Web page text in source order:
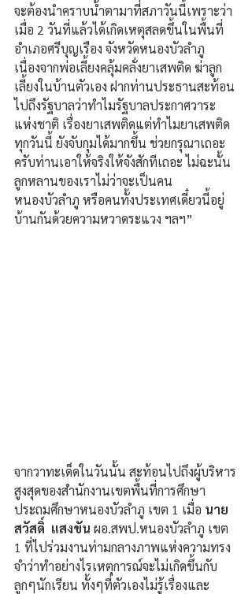
จะต้องนำคราบน้ำตามาที่สภาวันนี้เพราะว่า
เมื่อ 2 วันที่แล้วได้เกิดเหตุสลดขึ้นในพื้นที่
อำเภอศรีบุญเรือง จังหวัดหนองบัวลำภู
เนื่องจากพ่อเลี้ยงคลุ้มคลั่งยาเสพติด ฆ่าลูก
เลี้ยงในบ้านตัวเอง ฝากท่านประธานสะท้อน
ไปถึงรัฐบาลว่าทำไมรัฐบาลประกาศวาระ
แห่งชาติ เรื่องยาเสพติดแต่ทำไมยาเสพติด
ทุกวันนี้ ยังจับกุมได้มากขึ้น ช่วยกรุณาเถอะ
ครับท่านเอาให้จริงให้จังสักทีเถอะ ไม่ฉะนั้น
ลูกหลานของเราไม่ว่าจะเป็นคน
หนองบัวลำภู หรือคนทั้งประเทศเดี๋ยวนี้อยู่
บ้านกันด้วยความหวาดระแวง ฯลฯ”
จากวาทะเด็ดในวันนั้น สะท้อนไปถึงผู้บริหาร
สูงสุดของสำนักงานเขตพื้นที่การศึกษา
ประถมศึกษาหนองบัวลำภู เขต 1 เมื่อ นาย
สวัสดิ์  แสงขัน ผอ.สพป.หนองบัวลำภู เขต
1 ที่ไปร่วมงานท่ามกลางภาพแห่งความทรง
จำว่าทำอย่างไรเหตุการณ์จะไม่เกิดขึ้นกับ
ลูกๆนักเรียน ทั้งๆที่ตัวเองไม่รู้เรื่องและ